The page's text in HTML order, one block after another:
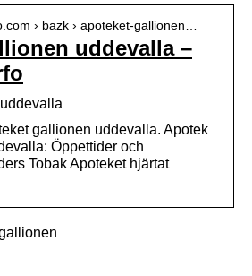
› bazk › apoteket-gallionen…
uddevalla –
gallionen uddevalla. Apotek
Öppettider och
Tobak Apoteket hjärtat